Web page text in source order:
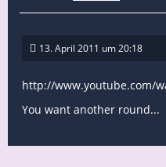
13. April 2011 um 20:18
http://www.youtube.com/
You want another round...